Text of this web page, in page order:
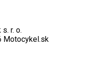
r. o.
Motocykel.sk